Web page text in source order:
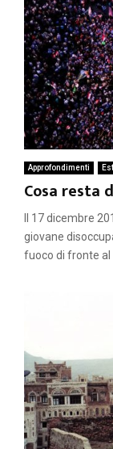
Approfondimenti
Cosa resta
Il 17 dicembre
giovane
fuoco di fronte al